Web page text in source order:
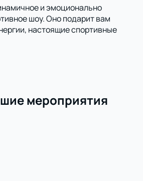
и эмоционально
шоу. Оно подарит вам
настоящие спортивные
мероприятия